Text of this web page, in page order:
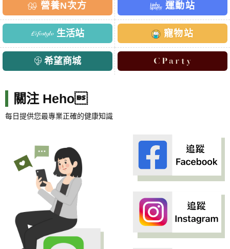
營養N次方 運動站
生活站 寵物站
希望商城
關注 Heho
每日提供您最專業正確的健康知識